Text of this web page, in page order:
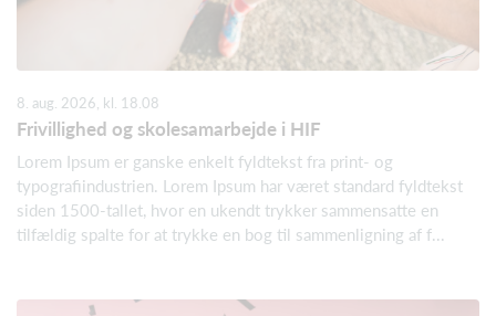
8. aug. 2026, kl. 18.08
Frivillighed og skolesamarbejde i HIF
Lorem Ipsum er ganske enkelt fyldtekst fra print- og
typografiindustrien. Lorem Ipsum har været standard fyldtekst
siden 1500-tallet, hvor en ukendt trykker sammensatte en
tilfældig spalte for at trykke en bog til sammenligning af f...